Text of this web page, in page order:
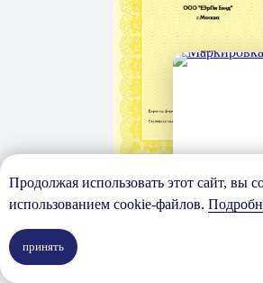
1С: Центр ERP
"Строительство"
Продолжая использовать этот сайт, вы
использованием cookie-файлов.
принять